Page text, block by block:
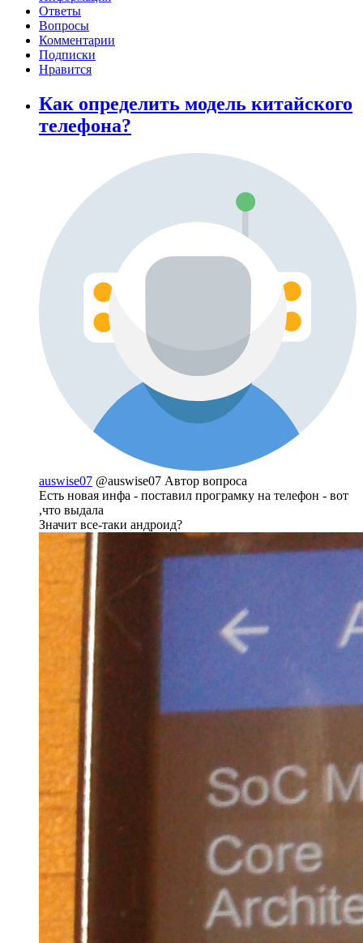
Ответы
Вопросы
Комментарии
Подписки
Нравится
Как определить модель китайского
телефона?
auswise07 @auswise07 Автор вопроса
Есть новая инфа - поставил програмку на телефон - вот
,что выдала
Значит все-таки андроид?